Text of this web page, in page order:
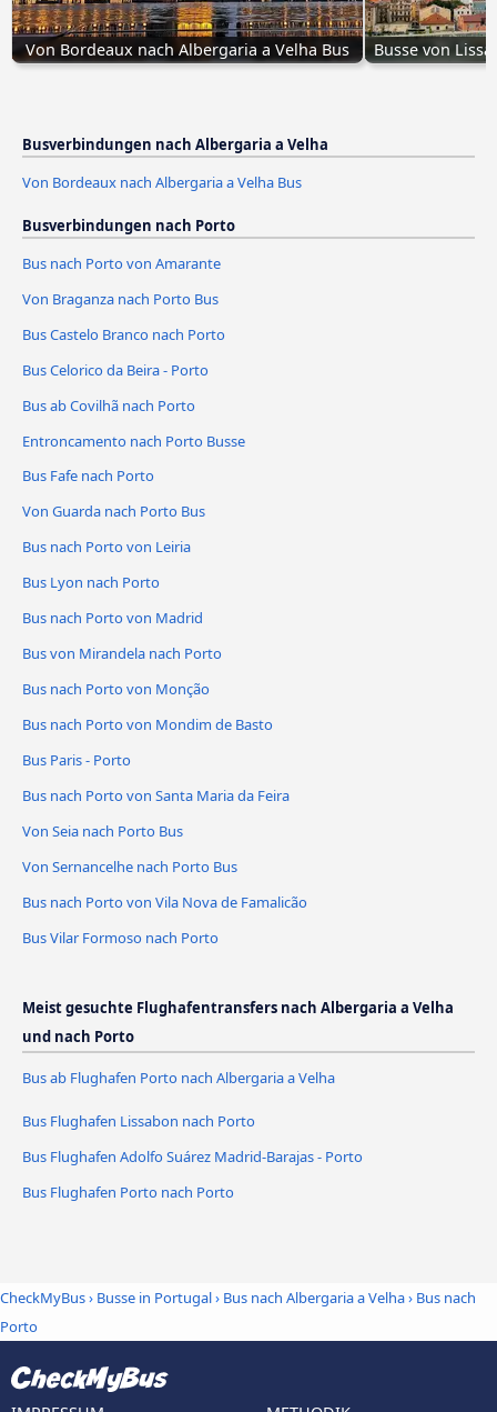
Von Bordeaux nach Albergaria a Velha Bus Busse von
Busverbindungen nach Albergaria a Velha
Von Bordeaux nach Albergaria a Velha Bus
Busverbindungen nach Porto
Bus nach Porto von Amarante
Von Braganza nach Porto Bus
Bus Castelo Branco nach Porto
Bus Celorico da Beira - Porto
Bus ab Covilhã nach Porto
Entroncamento nach Porto Busse
Bus Fafe nach Porto
Von Guarda nach Porto Bus
Bus nach Porto von Leiria
Bus Lyon nach Porto
Bus nach Porto von Madrid
Bus von Mirandela nach Porto
Bus nach Porto von Monção
Bus nach Porto von Mondim de Basto
Bus Paris - Porto
Bus nach Porto von Santa Maria da Feira
Von Seia nach Porto Bus
Von Sernancelhe nach Porto Bus
Bus nach Porto von Vila Nova de Famalicão
Bus Vilar Formoso nach Porto
Meist gesuchte Flughafentransfers nach Albergaria a Velha
und nach Porto
Bus ab Flughafen Porto nach Albergaria a Velha
Bus Flughafen Lissabon nach Porto
Bus Flughafen Adolfo Suárez Madrid-Barajas - Porto
Bus Flughafen Porto nach Porto
CheckMyBus› Busse in Portugal› Bus nach Albergaria a Velha› Bus nach
Porto